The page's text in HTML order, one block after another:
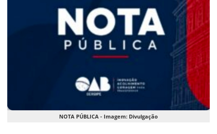
NOTA PÚBLICA - Imagem: Divulgação